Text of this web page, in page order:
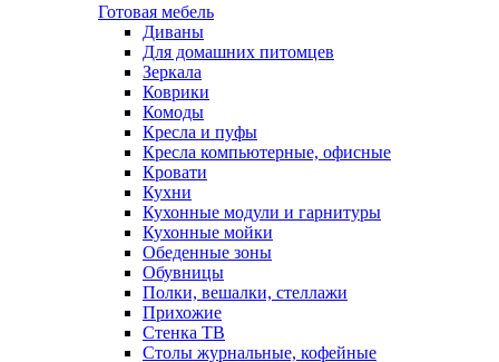
Готовая мебель
Диваны
Для домашних питомцев
Зеркала
Коврики
Комоды
Кресла и пуфы
Кресла компьютерные, офисные
Кровати
Кухни
Кухонные модули и гарнитуры
Кухонные мойки
Обеденные зоны
Обувницы
Полки, вешалки, стеллажи
Прихожие
Стенка ТВ
Столы журнальные, кофейные